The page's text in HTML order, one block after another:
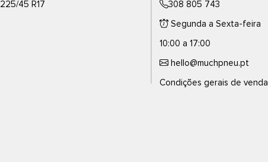
225/45 R17
308 805 743
Segunda a Sexta-feira
10:00 a 17:00
hello@muchpneu.pt
Condições gerais de venda